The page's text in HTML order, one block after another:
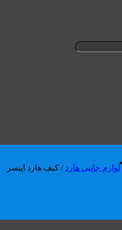
لوازم جانبی هارد / کیف هارد اپیسر